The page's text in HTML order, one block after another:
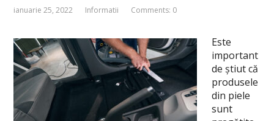
ianuarie 25, 2022 Informatii Comments: 0
Este
important
de ştiut că
produsele
din piele
sunt